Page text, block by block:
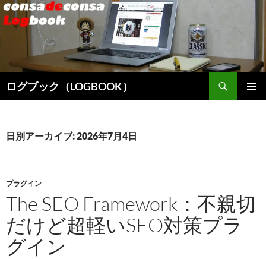
ログブック（LOGBOOK）
索
ン
キ
ッ
日別アーカイブ: 2026年7月4日
プラグイン
The SEO Framework：不親切
だけど超軽いSEO対策プラ
グイン